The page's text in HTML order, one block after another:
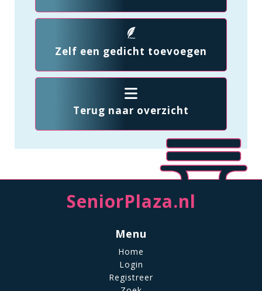
Zelf een gedicht toevoegen
Terug naar overzicht
SeniorPlaza.nl
Menu
Home
Login
Registreer